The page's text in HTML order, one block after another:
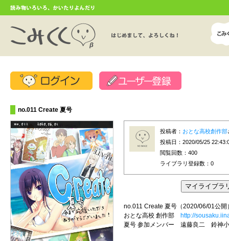
no.011 Create 夏号
投稿者： おとな高校創作部
投稿日：2020/05/25
閲覧回数：400
ライブラリ登録数： 0
no.011 Create 夏号（2020/06/01公開
おとな高校 創作部 http://
夏号 参加メンバー 遠藤良二 鈴神